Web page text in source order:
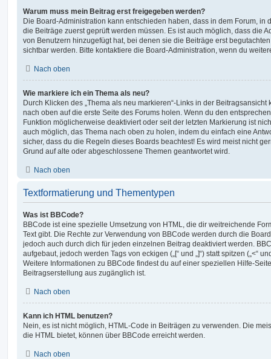
Warum muss mein Beitrag erst freigegeben werden?
Die Board-Administration kann entschieden haben, dass in dem Forum, in
die Beiträge zuerst geprüft werden müssen. Es ist auch möglich, dass die
von Benutzern hinzugefügt hat, bei denen sie die Beiträge erst
sichtbar werden. Bitte kontaktiere die Board-Administration, wenn du
Nach oben
Wie markiere ich ein Thema als neu?
Durch Klicken des „Thema als neu markieren“-Links in der
nach oben auf die erste Seite des Forums holen. Wenn du den
Funktion möglicherweise deaktiviert oder seit der letzten Markierung ist
auch möglich, das Thema nach oben zu holen, indem du einfach eine
sicher, dass du die Regeln dieses Boards beachtest! Es wird meist nicht
Grund auf alte oder abgeschlossene Themen geantwortet wird.
Nach oben
Textformatierung und Thementypen
Was ist BBCode?
BBCode ist eine spezielle Umsetzung von HTML, die dir weitreichende
Text gibt. Die Rechte zur Verwendung von BBCode werden durch die
jedoch auch durch dich für jeden einzelnen Beitrag deaktiviert werden.
aufgebaut, jedoch werden Tags von eckigen („[“ und „]“) statt spitzen („<“
Weitere Informationen zu BBCode findest du auf einer speziellen Hilfe-
Beitragserstellung aus zugänglich ist.
Nach oben
Kann ich HTML benutzen?
Nein, es ist nicht möglich, HTML-Code in Beiträgen zu verwenden. Die
die HTML bietet, können über BBCode erreicht werden.
Nach oben